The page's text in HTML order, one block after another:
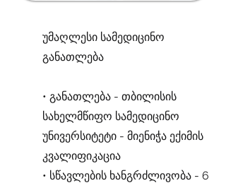
უმაღლესი სამედიცინო
განათლება
• განათლება - თბილისის
სახელმწიფო სამედიცინო
უნივერსიტეტი - მიენიჭა ექიმის
კვალიფიკაცია
• სწავლების ხანგრძლივობა - 6